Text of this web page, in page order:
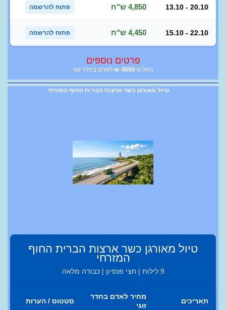
13.10 - 20.10 4,850 ש"ח פתוח להרשמה
15.10 - 22.10 4,450 ש"ח פתוח להרשמה
פרטים נוספים
החל מ 4090
₪ לאדם בחדר זוגי
טיול מאורגן כשר ארצות הברית החוף המזרחי
טיול מאורגן כשר ארצות הברית החוף
המזרחי
9 לילות | חצי פנסיון | כבודה מלאה
תאריכים
מחיר לאדם בחדר
זוגי
סטטוס / הערות